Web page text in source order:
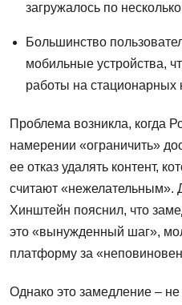
загружалось по
Большинство
мобильные устройства,
работы на стационарных
Проблема возникла, когда
намерении «ограничить»
ее отказ удалять контент,
считают «нежелательным».
Хинштейн пояснил, что
это «вынужденный шаг»,
платформу за
Однако это замедление –